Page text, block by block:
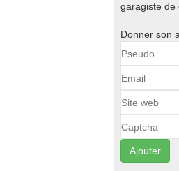
garagiste de
Donner son